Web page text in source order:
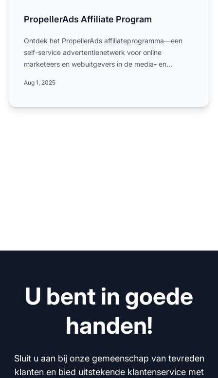
PropellerAds Affiliate Program
Ontdek het PropellerAds affiliateprogramma—een
self-service advertentienetwerk voor online
marketeers en webuitgevers in de media- en
Aug 1, 2025
U bent in goede
handen!
Sluit u aan bij onze gemeenschap van tevreden
klanten en bied uitstekende klantenservice met